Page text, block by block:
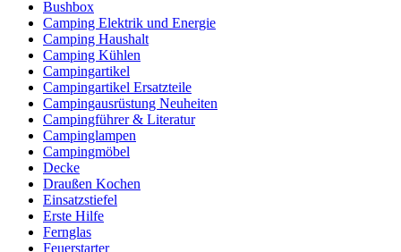
Bushbox
Camping Elektrik und Energie
Camping Haushalt
Camping Kühlen
Campingartikel
Campingartikel Ersatzteile
Campingausrüstung Neuheiten
Campingführer & Literatur
Campinglampen
Campingmöbel
Decke
Draußen Kochen
Einsatzstiefel
Erste Hilfe
Fernglas
Feuerstarter